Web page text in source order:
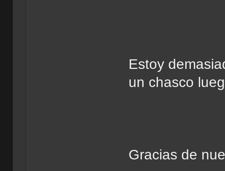
Estoy
un chasco
Gracias de